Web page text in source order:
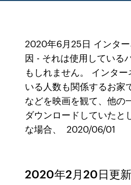
2020年6月25日 インタ
因 - それは使用している
もしれません。 インタ
いる人数も関係するお家
などを映画を観て、他の
ダウンロードしていたと
な場合、 2020/06/01
2020年2月20日更